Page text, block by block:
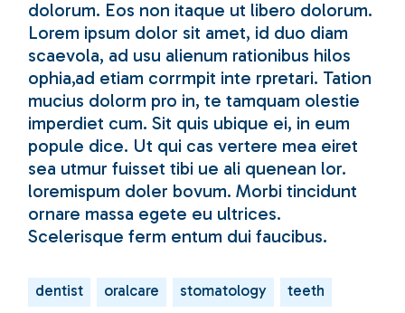
dolorum. Eos non itaque ut libero dolorum.
Lorem ipsum dolor sit amet, id duo diam
scaevola, ad usu alienum rationibus hilos
ophia,ad etiam corrmpit inte rpretari. Tation
mucius dolorm pro in, te tamquam olestie
imperdiet cum. Sit quis ubique ei, in eum
popule dice. Ut qui cas vertere mea eiret
sea utmur fuisset tibi ue ali quenean lor.
loremispum doler bovum. Morbi tincidunt
ornare massa egete eu ultrices.
Scelerisque ferm entum dui faucibus.
dentist oralcare stomatology
teeth